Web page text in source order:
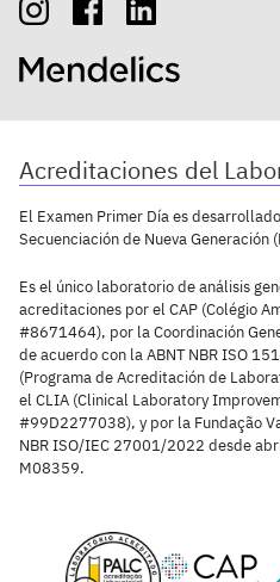
Acreditaciones del
El Examen Primer Día es
Secuenciación de Nueva Generación
Es el único laboratorio de análisis
acreditaciones por el CAP (Colégio
#8671464), por la Coordinación
de acuerdo con la ABNT NBR ISO
(Programa de Acreditación de
el CLIA (Clinical Laboratory
#99D2277038), y por la Fundação
NBR ISO/IEC 27001/2022 desde
M08359.